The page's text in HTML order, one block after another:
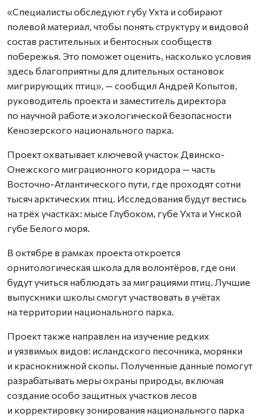
«Специалисты обследуют губу Ухта и собирают
полевой материал, чтобы понять структуру и видовой
состав растительных и бентосных сообществ
побережья. Это поможет оценить, насколько условия
здесь благоприятны для длительных остановок
мигрирующих птиц», — сообщил Андрей Копытов,
руководитель проекта и заместитель директора
по научной работе и экологической безопасности
Кенозерского национального парка.
Проект охватывает ключевой участок Двинско-
Онежского миграционного коридора — часть
Восточно-Атлантического пути, где проходят сотни
тысяч арктических птиц. Исследования будут вестись
на трёх участках: мысе Глубоком, губе Ухта и Унской
губе Белого моря.
В октябре в рамках проекта откроется
орнитологическая школа для волонтёров, где они
будут учиться наблюдать за миграциями птиц. Лучшие
выпускники школы смогут участвовать в учётах
на территории национального парка.
Проект также направлен на изучение редких
и уязвимых видов: исландского песочника, морянки
и краснокнижной скопы. Полученные данные помогут
разрабатывать меры охраны природы, включая
создание особо защитных участков лесов
и корректировку зонирования национального парка